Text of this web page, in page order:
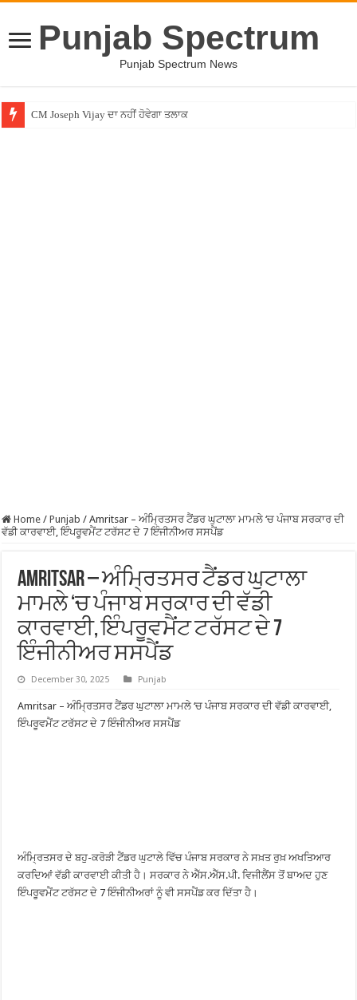
Punjab Spectrum
Punjab Spectrum News
CM Joseph Vijay ਦਾ ਨਹੀਂ ਹੋਵੇਗਾ ਤਲਾਕ
Home / Punjab / Amritsar – ਅੰਮ੍ਰਿਤਸਰ ਟੈਂਡਰ ਘੁਟਾਲਾ ਮਾਮਲੇ ‘ਚ ਪੰਜਾਬ ਸਰਕਾਰ ਦੀ
ਵੱਡੀ ਕਾਰਵਾਈ, ਇੰਪਰੂਵਮੈਂਟ ਟਰੱਸਟ ਦੇ 7 ਇੰਜੀਨੀਅਰ ਸਸਪੈਂਡ
Amritsar – ਅੰਮ੍ਰਿਤਸਰ ਟੈਂਡਰ ਘੁਟਾਲਾ
ਮਾਮਲੇ ‘ਚ ਪੰਜਾਬ ਸਰਕਾਰ ਦੀ ਵੱਡੀ
ਕਾਰਵਾਈ, ਇੰਪਰੂਵਮੈਂਟ ਟਰੱਸਟ ਦੇ 7
ਇੰਜੀਨੀਅਰ ਸਸਪੈਂਡ
December 30, 2025 Punjab
Amritsar – ਅੰਮ੍ਰਿਤਸਰ ਟੈਂਡਰ ਘੁਟਾਲਾ ਮਾਮਲੇ ‘ਚ ਪੰਜਾਬ ਸਰਕਾਰ ਦੀ ਵੱਡੀ ਕਾਰਵਾਈ,
ਇੰਪਰੂਵਮੈਂਟ ਟਰੱਸਟ ਦੇ 7 ਇੰਜੀਨੀਅਰ ਸਸਪੈਂਡ
ਅੰਮ੍ਰਿਤਸਰ ਦੇ ਬਹੁ-ਕਰੋੜੀ ਟੈਂਡਰ ਘੁਟਾਲੇ ਵਿੱਚ ਪੰਜਾਬ ਸਰਕਾਰ ਨੇ ਸਖ਼ਤ ਰੁਖ਼ ਅਖਤਿਆਰ
ਕਰਦਿਆਂ ਵੱਡੀ ਕਾਰਵਾਈ ਕੀਤੀ ਹੈ। ਸਰਕਾਰ ਨੇ ਐੱਸ.ਐੱਸ.ਪੀ. ਵਿਜੀਲੈਂਸ ਤੋਂ ਬਾਅਦ ਹੁਣ
ਇੰਪਰੂਵਮੈਂਟ ਟਰੱਸਟ ਦੇ 7 ਇੰਜੀਨੀਅਰਾਂ ਨੂੰ ਵੀ ਸਸਪੈਂਡ ਕਰ ਦਿੱਤਾ ਹੈ।